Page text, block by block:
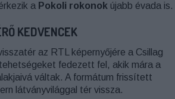
a Pokoli rokonok újabb évada is.
KEDVENCEK
az RTL képernyőjére a Csillag
fedezett fel, akik mára a
váltak. A formátum frissített
látványvilággal tér vissza.